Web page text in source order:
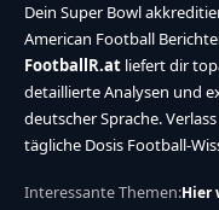
Dein Super Bowl
American Football
FootballR.at liefert dir
detaillierte Analysen und
deutscher Sprache.
tägliche Dosis Football-
Interessante Themen:Hier